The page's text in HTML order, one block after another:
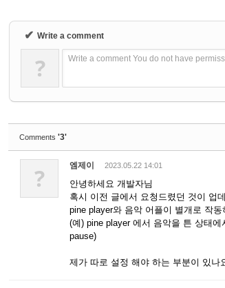
✔ Write a comment
? Write a comment You do not have
Comments '3'
? 엠제이 2023.05.22 14:01
안녕하세요 개발자님
혹시 이전 글에서 요청드렸던 것이 업
pine player와 음악 어플이 별개로 작동
(예) pine player 에서 음악을 튼 상태
pause)
제가 따로 설정 해야 하는 부분이 있나